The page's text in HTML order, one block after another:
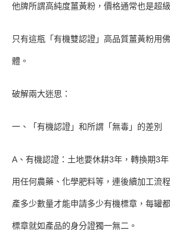
他牌所謂高純度薑黃粉，價格通常也是超級
只有這瓶「有機雙認證」高品質薑黃粉用
體。
破解兩大迷思：
一、「有機認證」和所謂「無毒」的差別
A、有機認證：土地要休耕3年，轉換期3
用任何農藥、化學肥料等，連後續加工流
產多少數量才能申請多少有機標章，每罐
標章就如產品的身分證獨一無二。